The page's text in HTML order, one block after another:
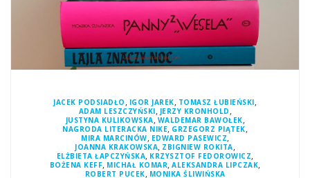
JACEK PODSIADŁO , IGOR JAREK, TOMASZ ŁUBIEŃSKI,
ADAM LESZCZYŃSKI, JERZY KRONHOLD ,
JUSTYNA KULIKOWSKA, WALDEMAR BAWOŁEK,
NAGRODA LITERACKA NIKE, GRZEGORZ PIĄTEK,
MIRA MARCINÓW, EDWARD PASEWICZ,
JOANNA KRAKOWSKA, ZBIGNIEW ROKITA,
ELŻBIETA ŁAPCZYŃSKA, KRZYSZTOF FEDOROWICZ,
BOŻENA KEFF, MICHAŁ KOMAR,ALEKSANDRA LIPCZAK,
ROBERT PUCEK, MONIKA ŚLIWIŃSKA